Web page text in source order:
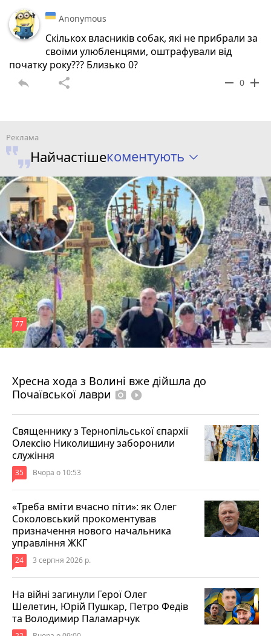
Anonymous
Скількох власників собак, які не прибрали за
своїми улюбленцями, оштрафували від
початку року??? Близько 0?
reply share remove 0 add
Найчастішекоментують
Хресна хода з Волині вже дійшла до
Почаївської лаври photo_camera play_circle_filled
77
Священнику з Тернопільської єпархії
Олексію Николишину заборонили
служіння
35 Вчора о 10:53
«Треба вміти вчасно піти»: як Олег
Соколовський прокоментував
призначення нового начальника
управління ЖКГ
24 3 серпня 2026 р.
На війні загинули Герої Олег
Шелетин, Юрій Пушкар, Петро Федів
та Володимир Паламарчук